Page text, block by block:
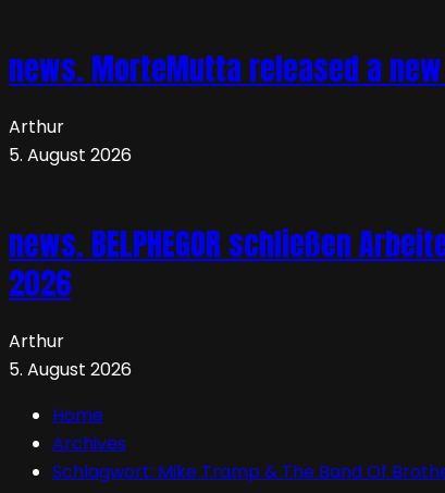
news. MorteMutta released a
Arthur
5. August 2026
news. BELPHEGOR schließen
2026
Arthur
5. August 2026
Home
Archives
Schlagwort: Mike Tramp & The Band Of